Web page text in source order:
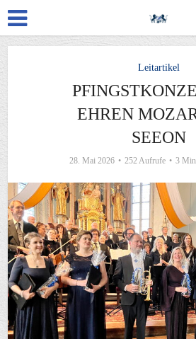
Leitartikel
EHREN
SEEON
28. Mai 2026 252 Aufrufe 3